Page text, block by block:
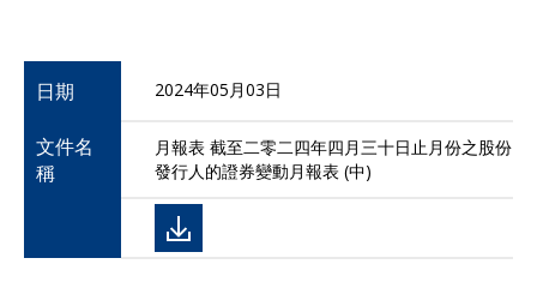
日期 2024年05月03日
文件名
稱
月報表 截至二零二四年四月三十日止月份之股份
發行人的證券變動月報表 (中)